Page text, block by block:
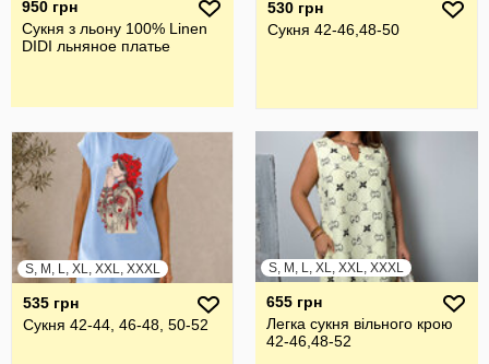
950 грн
Сукня з льону 100% Linen
DIDI льняное платье
530 грн
Сукня 42-46,48-50
S, M, L, XL, XXL, XXXL
535 грн
Сукня 42-44, 46-48, 50-52
S, M, L, XL, XXL, XXXL
655 грн
Легка сукня вільного крою
42-46,48-52